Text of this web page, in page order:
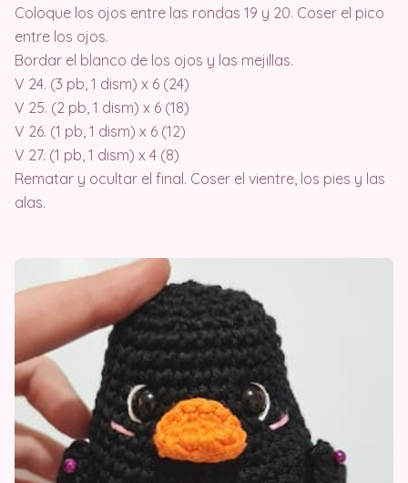
Coloque los ojos entre las rondas 19 y 20. Coser el pico
entre los ojos.
Bordar el blanco de los ojos y las mejillas.
V 24. (3 pb, 1 dism) x 6 (24)
V 25. (2 pb, 1 dism) x 6 (18)
V 26. (1 pb, 1 dism) x 6 (12)
V 27. (1 pb, 1 dism) x 4 (8)
Rematar y ocultar el final. Coser el vientre, los pies y las
alas.